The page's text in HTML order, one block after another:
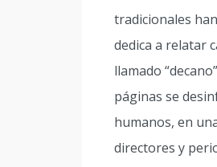
tradicionales
dedica a relatar
llamado
páginas se
humanos, en
directores y